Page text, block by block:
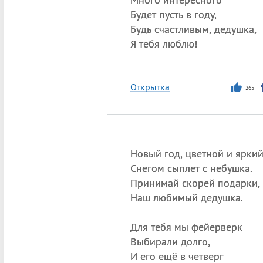
Будет пусть в году,
Будь счастливым, дедушка,
Я тебя люблю!
Открытка 265
Новый год, цветной и яркий
Снегом сыплет с небушка.
Принимай скорей подарки,
Наш любимый дедушка.
Для тебя мы фейерверк
Выбирали долго,
И его ещё в четверг